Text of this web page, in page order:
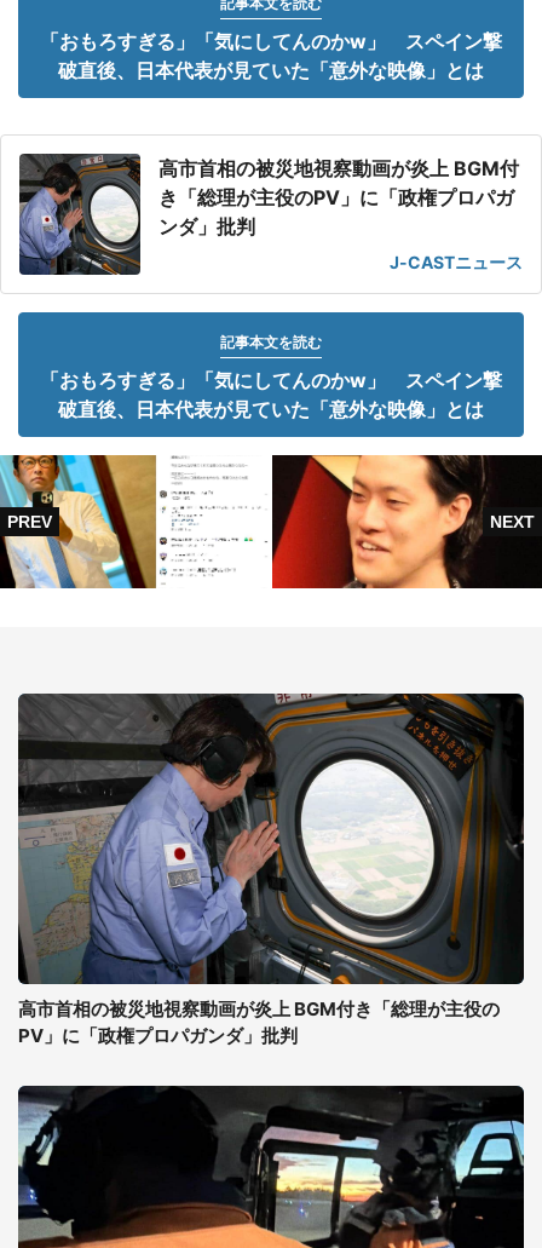
「おもろすぎる」「気にしてんのかw」 スペイン撃
破直後、日本代表が見ていた「意外な映像」とは
高市首相の被災地視察動画が炎上 BGM付
き「総理が主役のPV」に「政権プロパガ
ンダ」批判
J-CASTニュース
記事本文を読む
「おもろすぎる」「気にしてんのかw」 スペイン撃
破直後、日本代表が見ていた「意外な映像」とは
高市首相の被災地視察動画が炎上 BGM付き「総理が主役の
PV」に「政権プロパガンダ」批判